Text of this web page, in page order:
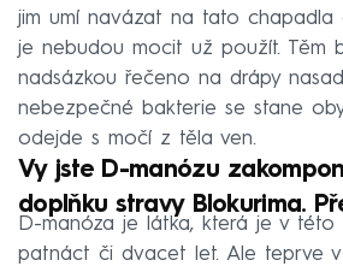
jim umí navázat na tato chapadla
je nebudou mocit už použít. Těm
nadsázkou řečeno na drápy
nebezpečné bakterie se stane
odejde s močí z těla ven.
Vy jste D-manózu
doplňku stravy Blokurima.
D-manóza je látka, která je v této
patnáct či dvacet let. Ale teprve